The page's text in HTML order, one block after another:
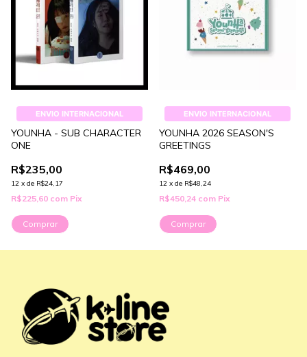
ENVIO INTERNACIONAL
YOUNHA - SUB CHARACTER
ONE
R$235,00
12 x de R$24,17
R$225,60 com Pix
Comprar
ENVIO INTERNACIONAL
YOUNHA 2026 SEASON'S
GREETINGS
R$469,00
12 x de R$48,24
R$450,24 com Pix